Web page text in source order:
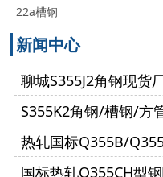
22a槽钢
新闻中心
聊城S355J2角钢现货
持零切送货到厂
S355K2角钢/槽钢/方
钱一吨？
热轧国标Q355B/
有什么区别？
国标热轧Q355CH型